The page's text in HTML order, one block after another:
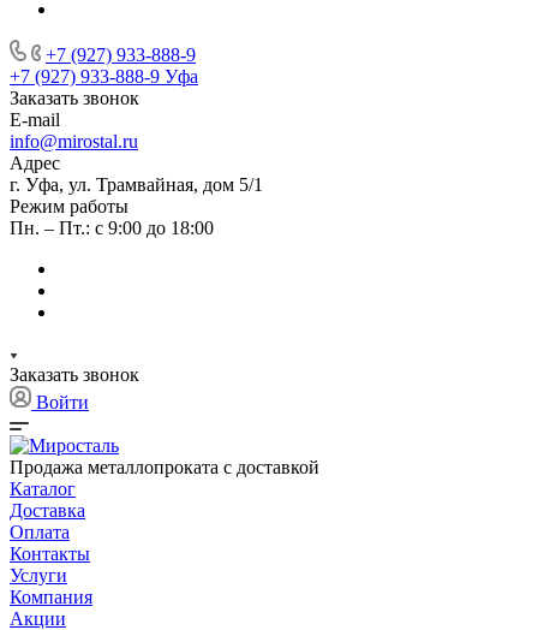
+7 (927) 933-888-9
+7 (927) 933-888-9 Уфа
Заказать звонок
E-mail
info@mirostal.ru
Адрес
г. Уфа, ул. Трамвайная, дом 5/1
Режим работы
Пн. – Пт.: с 9:00 до 18:00
Заказать звонок
Войти
Продажа металлопроката с доставкой
Каталог
Доставка
Оплата
Контакты
Услуги
Компания
Акции